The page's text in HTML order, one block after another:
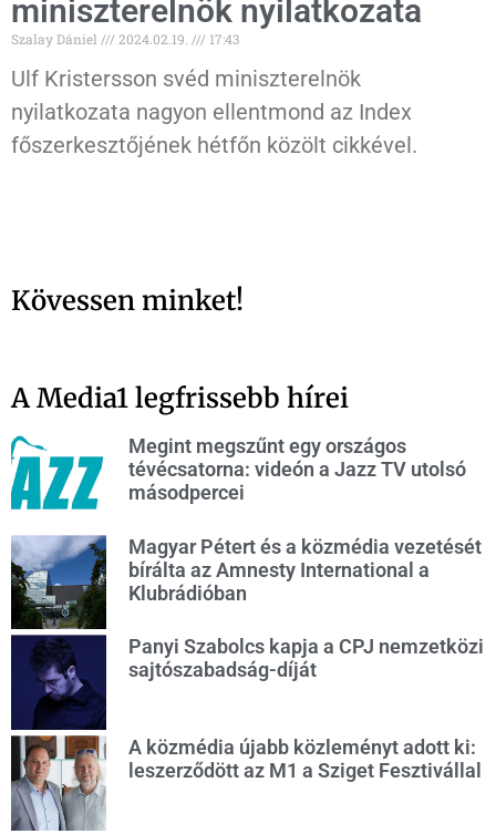
miniszterelnök nyilatkozata
Szalay Dániel 2024.02.19. 17:43
Ulf Kristersson svéd miniszterelnök
nyilatkozata nagyon ellentmond az Index
főszerkesztőjének hétfőn közölt cikkével.
Kövessen minket!
A Media1 legfrissebb hírei
Megint megszűnt egy országos
tévécsatorna: videón a Jazz TV utolsó
másodpercei
Magyar Pétert és a közmédia vezetését
bírálta az Amnesty International a
Klubrádióban
Panyi Szabolcs kapja a CPJ nemzetközi
sajtószabadság-díját
A közmédia újabb közleményt adott ki:
leszerződött az M1 a Sziget Fesztivállal